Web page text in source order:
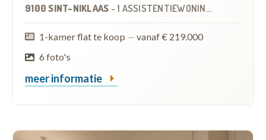
9100 SINT-NIKLAAS - 1 ASSISTENTIEWONING
1-kamer flat te koop — vanaf € 219.000
6 foto's
meer informatie